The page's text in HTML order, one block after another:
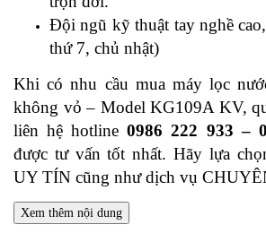
Đội ngũ kỹ thuật tay nghề
thứ 7, chủ nhật)
Khi có nhu cầu mua máy lọc
không vỏ – Model KG109A KV,
liên hệ hotline 0986 222 933 –
được tư vấn tốt nhất. Hãy lựa
UY TÍN cũng như dịch vụ
Xem thêm nội dung